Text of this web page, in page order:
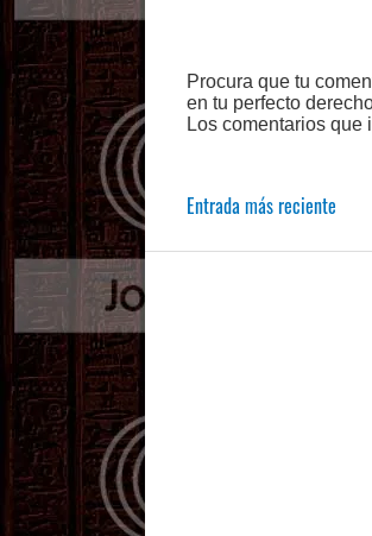
Procura que tu
en tu perfecto
Los comentarios que
Entrada más reciente